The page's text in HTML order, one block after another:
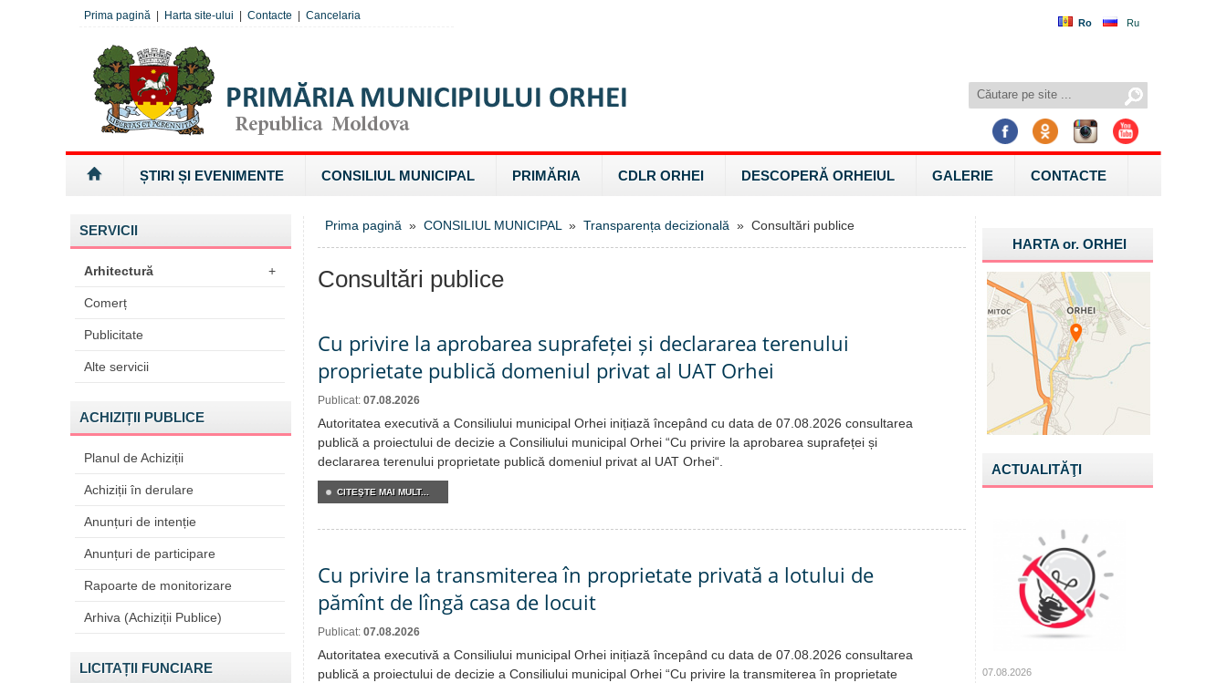
Ro Ru
Prima pagină Harta site-ului Contacte Cancelaria
ȘTIRI ȘI EVENIMENTE CONSILIUL MUNICIPAL PRIMĂRIA CDLR ORHEI DESCOPERĂ ORHEIUL GALERIE CONTACTE
SERVICII
Arhitectură +
Comerț
Publicitate
Alte servicii
ACHIZIȚII PUBLICE
Planul de Achiziții
Achiziții în derulare
Anunțuri de intenție
Anunțuri de participare
Rapoarte de monitorizare
Arhiva (Achiziții Publice)
LICITAȚII FUNCIARE
Prima pagină » CONSILIUL MUNICIPAL » Transparența decizională » Consultări publice
Consultări publice
Cu privire la aprobarea suprafeței și declararea terenului
proprietate publică domeniul privat al UAT Orhei
Publicat: 07.08.2026
Autoritatea executivă a Consiliului municipal Orhei inițiază începând cu data de 07.08.2026 consultarea
publică a proiectului de decizie a Consiliului municipal Orhei “Cu privire la aprobarea suprafeței și
declararea terenului proprietate publică domeniul privat al UAT Orhei“.
CITEŞTE MAI MULT...
Cu privire la transmiterea în proprietate privată a lotului de
pămînt de lîngă casa de locuit
Publicat: 07.08.2026
Autoritatea executivă a Consiliului municipal Orhei inițiază începând cu data de 07.08.2026 consultarea
publică a proiectului de decizie a Consiliului municipal Orhei “Cu privire la transmiterea în proprietate
HARTA or.ORHEI
ACTUALITĂŢI
07.08.2026